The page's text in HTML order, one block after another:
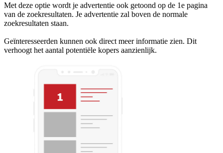
Met deze optie wordt je advertentie ook getoond op de 1e pagina
van de zoekresultaten. Je advertentie zal boven de normale
zoekresultaten staan.
Geïnteresseerden kunnen ook direct meer informatie zien. Dit
verhoogt het aantal potentiële kopers aanzienlijk.